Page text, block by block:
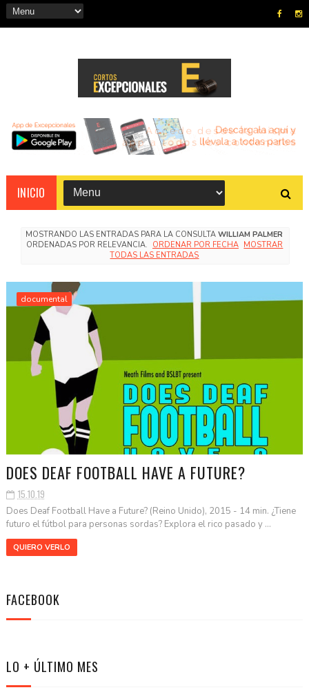
INICIO
MOSTRANDO LAS ENTRADAS PARA LA CONSULTAWILLIAM PALMER
ORDENADAS POR RELEVANCIA. ORDENAR POR FECHA MOSTRAR
TODAS LAS ENTRADAS
documental
DOES DEAF FOOTBALL HAVE A FUTURE?
15.10.19
Does Deaf Football Have a Future? (Reino Unido), 2015 - 14 min. ¿Tiene
futuro el fútbol para personas sordas? Explora el rico pasado y ...
QUIERO VERLO
FACEBOOK
LO + ÚLTIMO MES